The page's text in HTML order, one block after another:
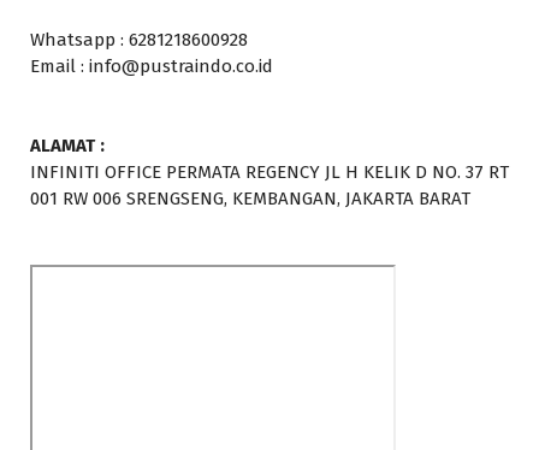
Whatsapp : 6281218600928
Email : info@pustraindo.co.id
ALAMAT :
INFINITI OFFICE PERMATA REGENCY JL H KELIK D NO. 37 RT
001 RW 006 SRENGSENG, KEMBANGAN, JAKARTA BARAT